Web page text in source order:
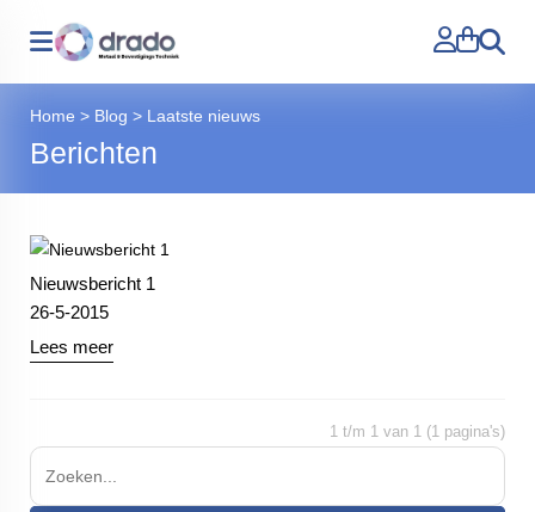
Zoeken
Home > Blog > Laatste nieuws
Berichten
Nieuwsbericht 1
26-5-2015
Lees meer
1 t/m 1 van 1 (1 pagina's)